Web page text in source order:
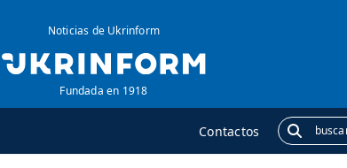
Noticias de Ukrinform
Fundada en 1918
Contactos